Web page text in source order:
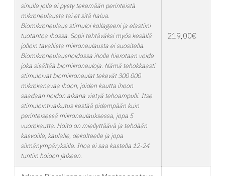
sinulle jolle ei pysty tekemään perinteistä
mikroneulausta tai et sitä halua.
Biomikroneulaus stimuloi kollageeni ja elastiini
tuotantoa ihossa. Sopii tehtäväksi myös kesällä
jolloin tavallista mikroneulausta ei suositella.
Biomikroneulaushoidossa iholle hierotaan voide
joka sisältää biomikroneuloja. Nämä tehokkaasti
stimuloivat biomikroneulat tekevät 300 000
mikrokanavaa ihoon, joiden kautta ihoon
saadaan hoidon aikana vietyä tehoampulli. Itse
stimulointivaikutus kestää pidempään kuin
perinteisessä mikroneulauksessa, jopa 5
vuorokautta. Hoito on miellyttäävä ja tehdään
kasvoille, kaulalle, dekolteelle ja jopa
silmänympäryksille. Ihoa ei saa kastella 12-24
tuntiin hoidon jälkeen.
219,00€